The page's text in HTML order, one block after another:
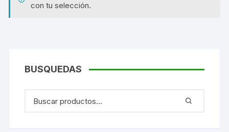
con tu selección.
BUSQUEDAS